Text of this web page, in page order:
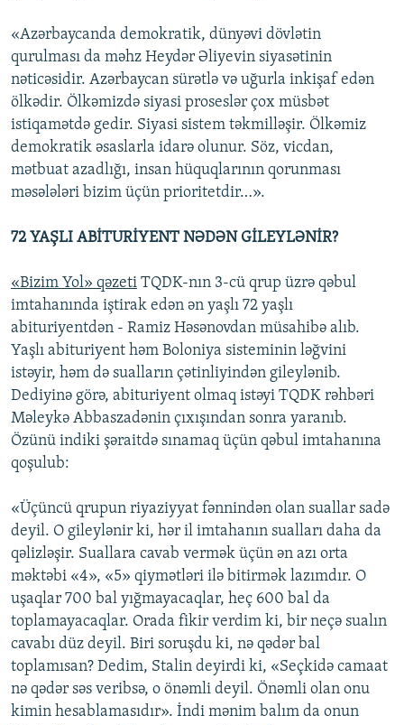
«Azərbaycanda demokratik, dünyəvi dövlətin
qurulması da məhz Heydər Əliyevin siyasətinin
nəticəsidir. Azərbaycan sürətlə və uğurla inkişaf edən
ölkədir. Ölkəmizdə siyasi proseslər çox müsbət
istiqamətdə gedir. Siyasi sistem təkmilləşir. Ölkəmiz
demokratik əsaslarla idarə olunur. Söz, vicdan,
mətbuat azadlığı, insan hüquqlarının qorunması
məsələləri bizim üçün prioritetdir…».
72 YAŞLI ABİTURİYENT NƏDƏN GİLEYLƏNİR?
«Bizim Yol» qəzeti TQDK-nın 3-cü qrup üzrə qəbul
imtahanında iştirak edən ən yaşlı 72 yaşlı
abituriyentdən - Ramiz Həsənovdan müsahibə alıb.
Yaşlı abituriyent həm Boloniya sisteminin ləğvini
istəyir, həm də sualların çətinliyindən gileylənib.
Dediyinə görə, abituriyent olmaq istəyi TQDK rəhbəri
Məleykə Abbaszadənin çıxışından sonra yaranıb.
Özünü indiki şəraitdə sınamaq üçün qəbul imtahanına
qoşulub:
«Üçüncü qrupun riyaziyyat fənnindən olan suallar sadə
deyil. O gileylənir ki, hər il imtahanın sualları daha da
qəlizləşir. Suallara cavab vermək üçün ən azı orta
məktəbi «4», «5» qiymətləri ilə bitirmək lazımdır. O
uşaqlar 700 bal yığmayacaqlar, heç 600 bal da
toplamayacaqlar. Orada fikir verdim ki, bir neçə sualın
cavabı düz deyil. Biri soruşdu ki, nə qədər bal
toplamısan? Dedim, Stalin deyirdi ki, «Seçkidə camaat
nə qədər səs veribsə, o önəmli deyil. Önəmli olan onu
kimin hesablamasıdır». İndi mənim balım da onun